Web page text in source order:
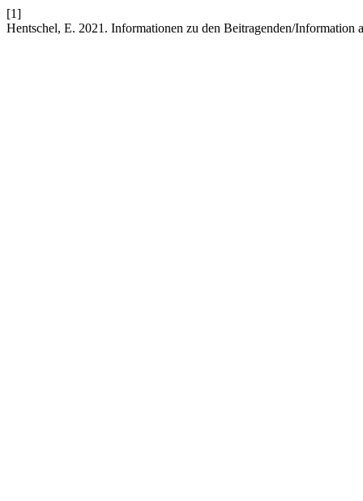
[1]
Hentschel, E. 2021. Informationen zu den Beitragenden/Information